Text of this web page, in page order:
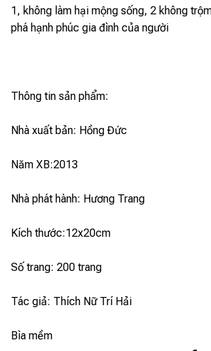
1, không làm hại mộng sống, 2 không
phá hạnh phúc gia đình của người
Thông tin sản phẩm:
Nhà xuất bản: Hồng Đức
Năm XB:2013
Nhà phát hành: Hương Trang
Kích thước:12x20cm
Số trang: 200 trang
Tác giả: Thích Nữ Trí Hải
Bìa mềm